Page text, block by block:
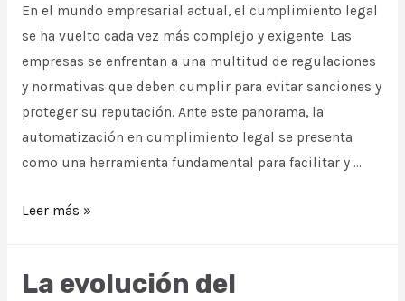
En el mundo empresarial actual, el cumplimiento legal
se ha vuelto cada vez más complejo y exigente. Las
empresas se enfrentan a una multitud de regulaciones
y normativas que deben cumplir para evitar sanciones y
proteger su reputación. Ante este panorama, la
automatización en cumplimiento legal se presenta
como una herramienta fundamental para facilitar y …
La
un
Leer más »
La evolución del